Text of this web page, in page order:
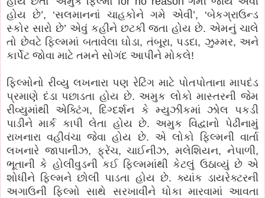
હોય છે’, ‘સલમાનનાં ચાહકોને ગમે એવી’, ‘બેકગ્રાઉન્ડ
સ્કોર સારો છે’ એવું કહીને છટકી જતા હોય છે. એમનું ચાલે
તો છેવટે ફિલ્મમાં બતાવેલા ઘોડા, તંબૂરા, પડદા, ઝુમ્મર, અને
કાર્પેટ જોવા માટે તમને સોગંદ આપીને મોકલે!
ફિલ્મોનો રીવ્યુ લખનારા પણ રેટિંગ માટે પોતપોતાના માપદંડ
પ્રમાણે દંડા પછાડતા હોય છે. અમુક લોકો માસ્તરની જેમ
રીવ્યુમાંથી એક્ટિંગ, દિગ્દર્શન કે મ્યુઝીકમાં ઝોલ પકડી
પાડીને માર્ક કાપી લેતા હોય છે. અમુક વિદ્વાનો પેઢીનામું
રાખનારા વહીવંચા જેવા હોય છે. એ લોકો ફિલ્મની વાર્તા
લખનારે જાપાનીઝ, ફ્રેંચ, ચાઈનીઝ, મલેશિયન, નેપાળી,
ભૂતાની કે હોલીવુડની કઈ ફિલ્મમાંથી કેટલું ઉઠાવ્યું છે એ
શોધીને ફિલ્મને છોલી પાડતા હોય છે. ક્યાંક ડાયરેક્ટરની
અગાઉની ફિલ્મો સાથે સરખાવીને ધોકા મારવામાં આવતા